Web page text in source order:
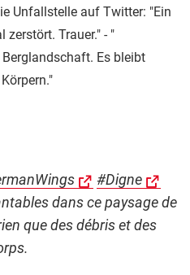
Unfallstelle auf Twitter: "Ein
zerstört. Trauer." - "
Es bleibt
#Digne
dans ce paysage de
que des débris et des